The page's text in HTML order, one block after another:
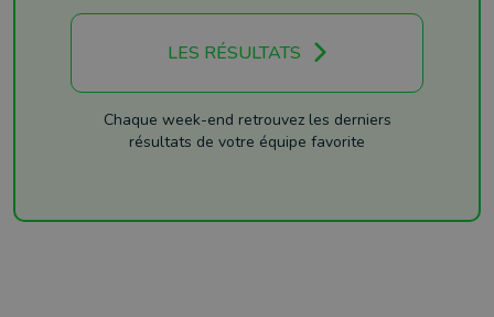
LES RÉSULTATS
Chaque week-end retrouvez les derniers
résultats de votre équipe favorite